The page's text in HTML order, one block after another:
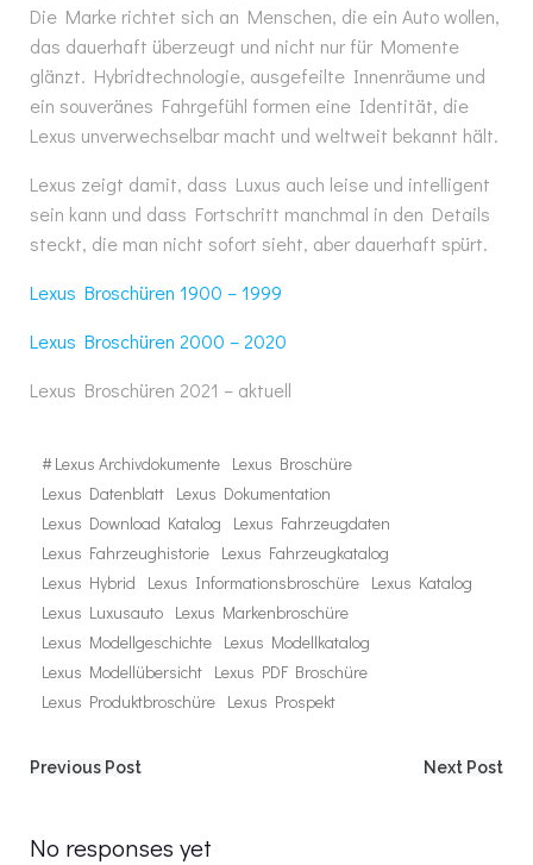
Die Marke richtet sich an Menschen, die ein Auto wollen,
das dauerhaft überzeugt und nicht nur für Momente
glänzt. Hybridtechnologie, ausgefeilte Innenräume und
ein souveränes Fahrgefühl formen eine Identität, die
Lexus unverwechselbar macht und weltweit bekannt hält.
Lexus zeigt damit, dass Luxus auch leise und intelligent
sein kann und dass Fortschritt manchmal in den Details
steckt, die man nicht sofort sieht, aber dauerhaft spürt.
Lexus Broschüren 1900 – 1999
Lexus Broschüren 2000 – 2020
Lexus Broschüren 2021 – aktuell
#Lexus Archivdokumente Lexus Broschüre
Lexus Datenblatt Lexus Dokumentation
Lexus Download Katalog
Lexus Fahrzeugdaten
Lexus Fahrzeughistorie Lexus Fahrzeugkatalog
Lexus Hybrid
Lexus Informationsbroschüre Lexus Katalog
Lexus Luxusauto Lexus Markenbroschüre
Lexus Modellgeschichte Lexus Modellkatalog
Lexus Modellübersicht Lexus PDF Broschüre
Lexus Produktbroschüre Lexus Prospekt
Post
navigation
Previous Post Next Post
No responses yet